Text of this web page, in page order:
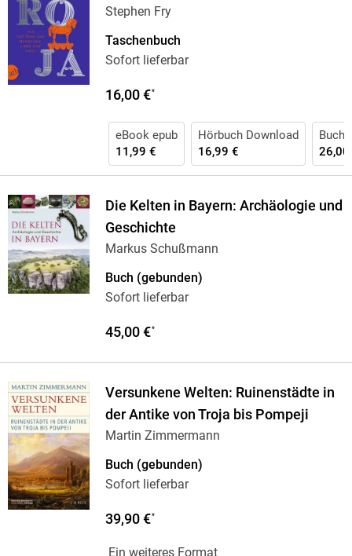
Stephen Fry
Taschenbuch
Sofort lieferbar
16,00 €*
eBook epub
11,99 €
Hörbuch Download
16,99 €
Buch
26,00
Die Kelten in Bayern: Archäologie und
Geschichte
Markus Schußmann
Buch (gebunden)
Sofort lieferbar
45,00 €*
Versunkene Welten: Ruinenstädte in
der Antike von Troja bis Pompeji
Martin Zimmermann
Buch (gebunden)
Sofort lieferbar
39,90 €*
Ein weiteres Format